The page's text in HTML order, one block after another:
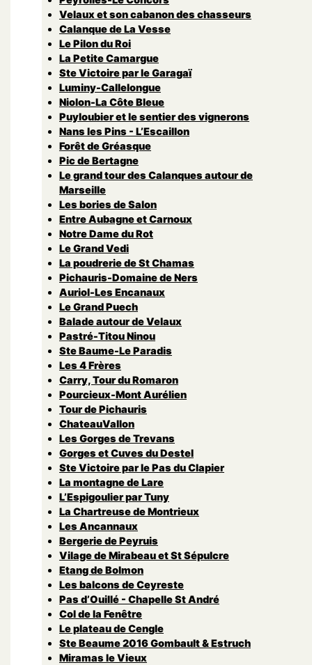
Velaux et son cabanon des chasseurs
Calanque de La Vesse
Le Pilon du Roi
La Petite Camargue
Ste Victoire par le Garagaï
Luminy-Callelongue
Niolon-La Côte Bleue
Puyloubier et le sentier des vignerons
Nans les Pins - L’Escaillon
Forêt de Gréasque
Pic de Bertagne
Le grand tour des Calanques autour de
Marseille
Les bories de Salon
Entre Aubagne et Carnoux
Notre Dame du Rot
Le Grand Vedi
La poudrerie de St Chamas
Pichauris-Domaine de Ners
Auriol-Les Encanaux
Le Grand Puech
Balade autour de Velaux
Pastré-Titou Ninou
Ste Baume-Le Paradis
Les 4 Frères
Carry, Tour du Romaron
Pourcieux-Mont Aurélien
Tour de Pichauris
ChateauVallon
Les Gorges de Trevans
Gorges et Cuves du Destel
Ste Victoire par le Pas du Clapier
La montagne de Lare
L’Espigoulier par Tuny
La Chartreuse de Montrieux
Les Ancannaux
Bergerie de Peyruis
Vilage de Mirabeau et St Sépulcre
Etang de Bolmon
Les balcons de Ceyreste
Pas d’Ouillé - Chapelle St André
Col de la Fenêtre
Le plateau de Cengle
Ste Beaume 2016 Gombault & Estruch
Miramas le Vieux